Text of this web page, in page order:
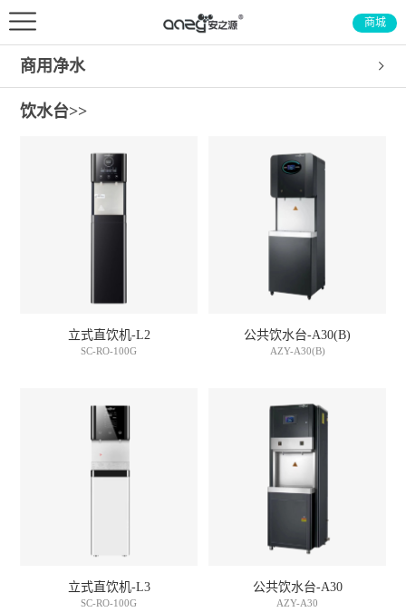
商城
商用净水
饮水台>>
立式直饮机-L2
SC-RO-100G
公共饮水台-A30(B)
AZY-A30(B)
立式直饮机-L3
SC-RO-100G
公共饮水台-A30
AZY-A30